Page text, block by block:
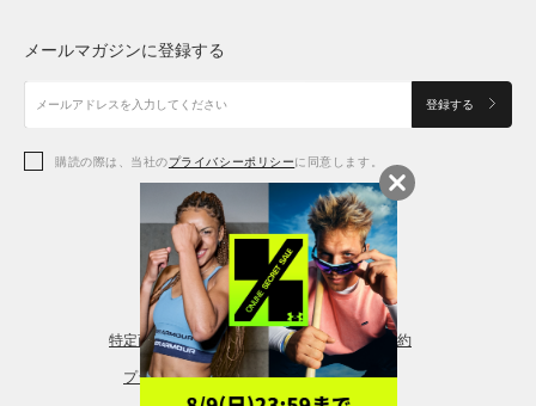
アクセサリー
アクセサリー
シューズ
アクセサリー
レギンス＆タイツ
シューズ
メールマガジンに登録する
登録する
購読の際は、当社のプライバシーポリシーに同意します。
特定商取引法に基づく通販の表記 会員規約
プライバシーポリシー